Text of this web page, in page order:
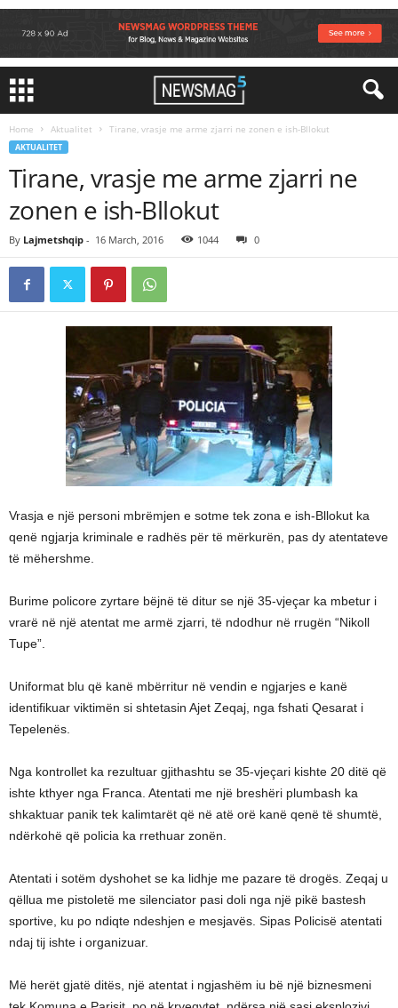
Home Aktualitet Tirane, vrasje me arme zjarri ne zonen e ish-Bllokut
AKTUALITET
Tirane, vrasje me arme zjarri ne
zonen e ish-Bllokut
By Lajmetshqip - 16 March, 2016 1044 0
Vrasja e një personi mbrëmjen e sotme tek zona e ish-Bllokut ka
qenë ngjarja kriminale e radhës për të mërkurën, pas dy atentateve
të mëhershme.
Burime policore zyrtare bëjnë të ditur se një 35-vjeçar ka mbetur i
vrarë në një atentat me armë zjarri, të ndodhur në rrugën “Nikoll
Tupe”.
Uniformat blu që kanë mbërritur në vendin e ngjarjes e kanë
identifikuar viktimën si shtetasin Ajet Zeqaj, nga fshati Qesarat i
Tepelenës.
Nga kontrollet ka rezultuar gjithashtu se 35-vjeçari kishte 20 ditë që
ishte kthyer nga Franca. Atentati me një breshëri plumbash ka
shkaktuar panik tek kalimtarët që në atë orë kanë qenë të shumtë,
ndërkohë që policia ka rrethuar zonën.
Atentati i sotëm dyshohet se ka lidhje me pazare të drogës. Zeqaj u
qëllua me pistoletë me silenciator pasi doli nga një pikë bastesh
sportive, ku po ndiqte ndeshjen e mesjavës. Sipas Policisë atentati
ndaj tij ishte i organizuar.
Më herët gjatë ditës, një atentat i ngjashëm iu bë një biznesmeni